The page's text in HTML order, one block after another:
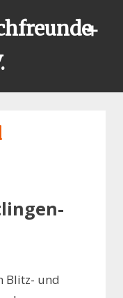
Blitz- und